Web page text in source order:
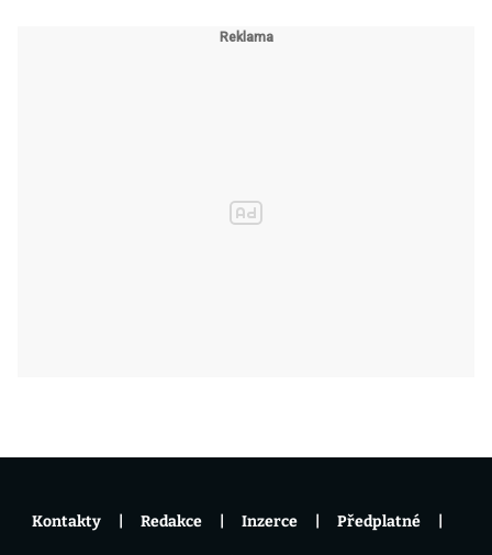
Kontakty Redakce Inzerce Předplatné